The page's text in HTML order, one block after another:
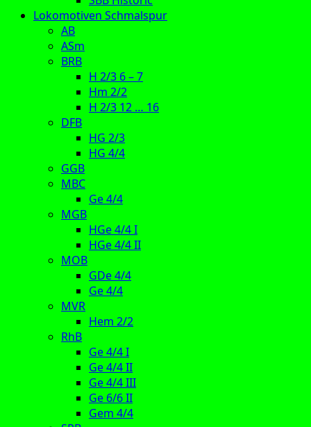
Lokomotiven Schmalspur
AB
ASm
BRB
H 2/3 6 – 7
Hm 2/2
H 2/3 12 … 16
DFB
HG 2/3
HG 4/4
GGB
MBC
Ge 4/4
MGB
HGe 4/4 I
HGe 4/4 II
MOB
GDe 4/4
Ge 4/4
MVR
Hem 2/2
RhB
Ge 4/4 I
Ge 4/4 II
Ge 4/4 III
Ge 6/6 II
Gem 4/4